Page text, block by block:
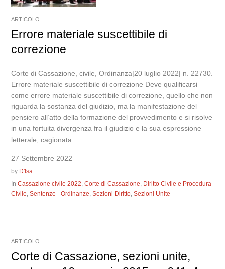
ARTICOLO
Errore materiale suscettibile di
correzione
Corte di Cassazione, civile, Ordinanza|20 luglio 2022| n. 22730.
Errore materiale suscettibile di correzione Deve qualificarsi
come errore materiale suscettibile di correzione, quello che non
riguarda la sostanza del giudizio, ma la manifestazione del
pensiero all’atto della formazione del provvedimento e si risolve
in una fortuita divergenza fra il giudizio e la sua espressione
letterale, cagionata...
27 Settembre 2022
by D'Isa
InCassazione civile 2022,Corte di Cassazione, Diritto Civile e Procedura
Civile,Sentenze - Ordinanze,Sezioni Diritto,Sezioni Unite
ARTICOLO
Corte di Cassazione, sezioni unite,